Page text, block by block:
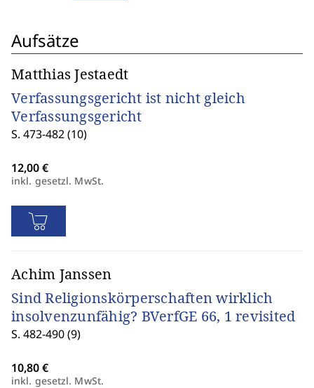
Aufsätze
Matthias Jestaedt
Verfassungsgericht ist nicht gleich
Verfassungsgericht
S. 473-482 (10)
inkl. gesetzl. MwSt.
Achim Janssen
Sind Religionskörperschaften wirklich
insolvenzunfähig? BVerfGE 66, 1 revisited
S. 482-490 (9)
inkl. gesetzl. MwSt.